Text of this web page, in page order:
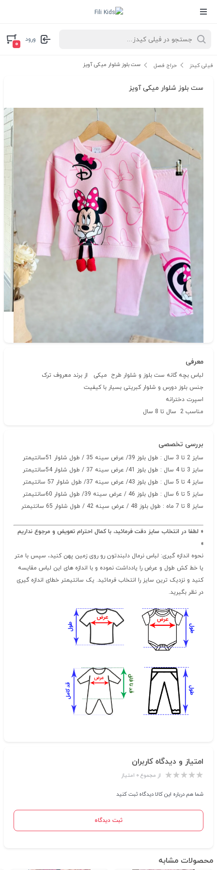
ورود
۰
فیلی کیدز حراج فصل ست بلوز شلوار میکی آویز
ست بلوز شلوار میکی آویز
دسته‌بندی حراج فصل
معرفی
لباس بچه گانه ست بلوز و شلوار طرح میکی از برند معروف ترک
جنس بلوز دورس و شلوار کبریتی بسیار با کیفیت
اسپرت دخترانه
مناسب 2 سال تا 8 سال
بررسی تخصصی
سایز 2 تا 3 سال : طول بلوز 39/ عرض سینه 35 / طول شلوار 51سانتیمتر
سایز 3 تا 4 سال : طول بلوز 41/ عرض سینه 37 / طول شلوار 54سانتیمتر
سایز 4 تا 5 سال : طول بلوز 43/ عرض سینه 37/ طول شلوار 57 سانتیمتر
سایز 5 تا 6 سال : طول بلوز 46 / عرض سینه 39/ طول شلوار 60سانتیمتر
سایز 8 تا 7 ماه : طول بلوز 48 / عرض سینه 42 / طول شلوار 65 سانتیمتر
« لطفا در انتخاب سایز دقت فرمائید، با کمال احترام تعویض و مرجوع نداریم
»
نحوه اندازه گیری: لباس نرمال دلبندتون رو روی زمین پهن کنید، سپس با متر
یا خط کش طول و عرض را یادداشت نموده و با اندازه های این لباس مقایسه
کنید و نزدیک ترین سایز را انتخاب فرمائید. یک سانتیمتر خطای اندازه گیری
در نظر بگیرید.
امتیاز و دیدگاه کاربران
از مجموع ۰ امتیاز
شما هم درباره این کالا دیدگاه ثبت کنید
ثبت دیدگاه
محصولات مشابه